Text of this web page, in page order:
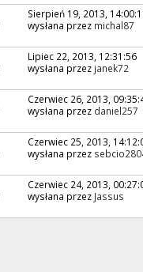
Sierpień 19, 2013,
wysłana przez michal87
Lipiec 22, 2013, 12:31:56
wysłana przez janek72
Czerwiec 26, 2013,
wysłana przez daniel257
Czerwiec 25, 2013,
wysłana przez
Czerwiec 24, 2013,
wysłana przez Jassus